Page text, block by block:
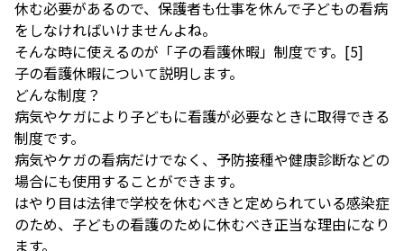
休む必要があるので、保護者も仕事を休んで子どもの看病
をしなければいけませんよね。
そんな時に使えるのが「子の看護休暇」制度です。 [5]
子の看護休暇について説明します。
どんな制度？
病気やケガにより子どもに看護が必要なときに取得できる
制度です。
病気やケガの看病だけでなく、予防接種や健康診断などの
場合にも使用することができます。
はやり目は法律で学校を休むべきと定められている感染症
のため、子どもの看護のために休むべき正当な理由になり
ます。